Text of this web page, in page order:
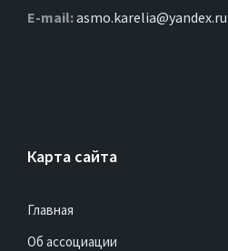
Е-mail:asmo.karelia@yandex.ru
Карта сайта
Главная
Об ассоциации